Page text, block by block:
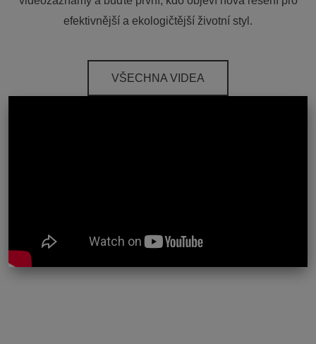
efektivnější a ekologičtější životní styl.
VŠECHNA VIDEA